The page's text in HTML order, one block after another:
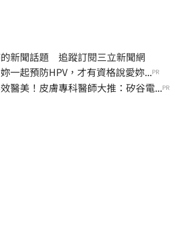
新聞話題 追蹤訂閱三立新聞網
一起預防HPV，才有資格說愛妳...PR
醫美！皮膚專科醫師大推：矽谷電...PR